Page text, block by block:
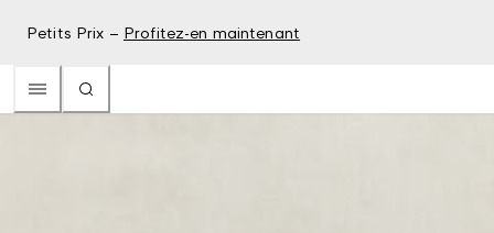
Petits Prix – Profitez-en maintenant